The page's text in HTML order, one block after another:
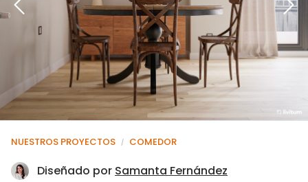
NUESTROS PROYECTOS / COMEDOR
Diseñado por Samanta Fernández